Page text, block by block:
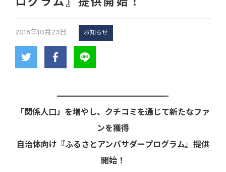
ログラム』提供開始！
2018年10月23日 お知らせ
————————————————————————-
「関係人口」を増やし、クチコミを通じて新たなファ
ンを獲得
自治体向け『ふるさとアンバサダープログラム』提供
開始！